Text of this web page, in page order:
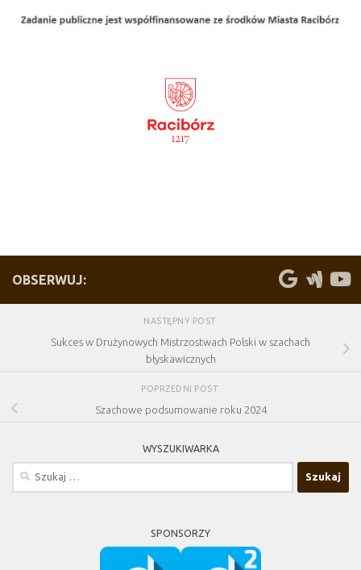
OBSERWUJ:
NASTĘPNY POST
Sukces w Drużynowych Mistrzostwach Polski w szachach
błyskawicznych
POPRZEDNI POST
Szachowe podsumowanie roku 2024
WYSZUKIWARKA
SPONSORZY